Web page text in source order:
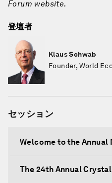
Forum website.
登壇者
Klaus Schwab
Founder, World
セッション
Welcome to the Annual
The 24th Annual